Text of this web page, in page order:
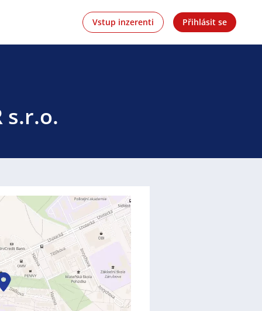
Vstup inzerenti Přihlásit se
s.r.o.